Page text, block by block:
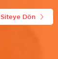
Siteye Dön